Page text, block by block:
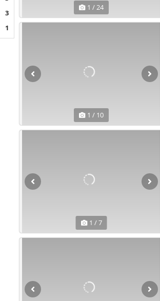
3
1
1 / 24
1 / 10
1 / 7